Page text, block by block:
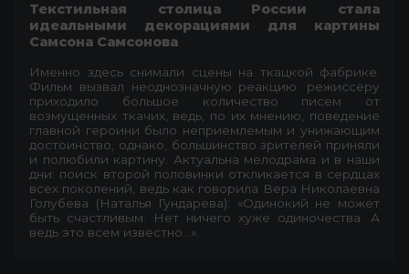
Текстильная столица России стала
идеальными декорациями для картины
Самсона Самсонова
Именно здесь снимали сцены на ткацкой фабрике.
Фильм вызвал неоднозначную реакцию: режиссёру
приходило большое количество писем от
возмущенных ткачих, ведь, по их мнению, поведение
главной героини было неприемлемым и унижающим
достоинство, однако, большинство зрителей приняли
и полюбили картину. Актуальна мелодрама и в наши
дни: поиск второй половинки откликается в сердцах
всех поколений, ведь как говорила Вера Николаевна
Голубева (Наталья Гундарева): «Одинокий не может
быть счастливым. Нет ничего хуже одиночества. А
ведь это всем известно...».